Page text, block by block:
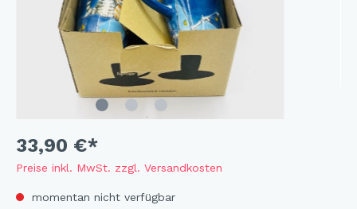
33,90 €*
Preise inkl. MwSt. zzgl. Versandkosten
momentan nicht verfügbar